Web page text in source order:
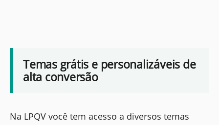
Temas grátis e personalizáveis de
alta conversão
Na LPQV você tem acesso a diversos temas